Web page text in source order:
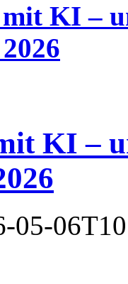
KI –
KI –
05-